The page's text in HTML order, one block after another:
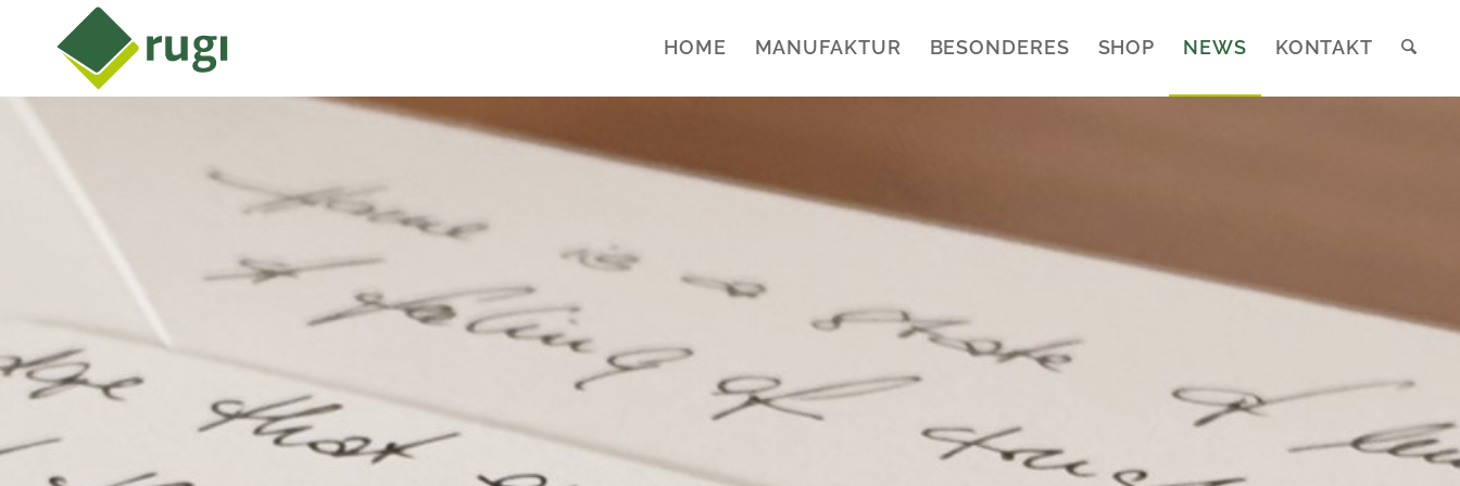
HOME MANUFAKTUR BESONDERES SHOP NEWS KONTAKT